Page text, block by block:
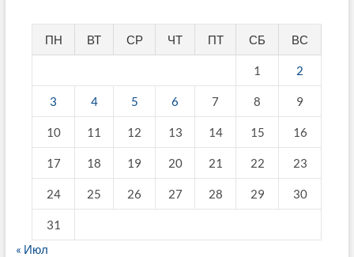
ПН ВТ СР ЧТ ПТ СБ ВС
1 2
3 4 5 6 7 8 9
10 11 12 13 14 15 16
17 18 19 20 21 22 23
24 25 26 27 28 29 30
31
« Июл